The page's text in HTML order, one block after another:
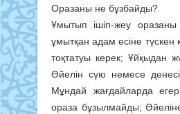
Оразаны не бұзбайды?
Ұмытып ішіп-жеу оразаны
ұмытқан адам есіне түскен
тоқтатуы керек; Ұйқыдан
Әйелін сүю немесе
Мұндай жағдайларда
ораза бұзылмайды;